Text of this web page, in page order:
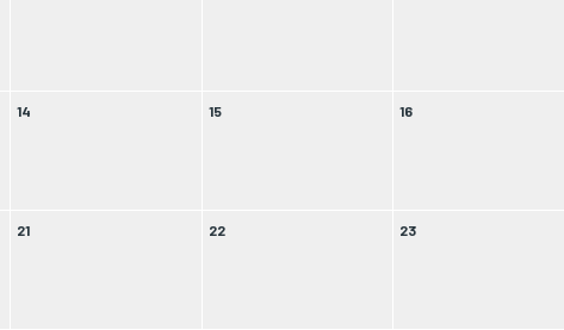
14 15 16
21 22 23